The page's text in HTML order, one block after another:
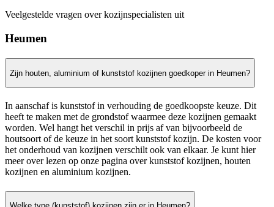
Veelgestelde vragen over kozijnspecialisten uit
Heumen
Zijn houten, aluminium of kunststof kozijnen goedkoper in Heumen?
In aanschaf is kunststof in verhouding de goedkoopste keuze. Dit
heeft te maken met de grondstof waarmee deze kozijnen gemaakt
worden. Wel hangt het verschil in prijs af van bijvoorbeeld de
houtsoort of de keuze in het soort kunststof kozijn. De kosten voor
het onderhoud van kozijnen verschilt ook van elkaar. Je kunt hier
meer over lezen op onze pagina over kunststof kozijnen, houten
kozijnen en aluminium kozijnen.